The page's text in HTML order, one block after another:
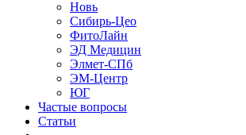
Новь
Сибирь-Цео
ФитоЛайн
ЭД Медицин
Элмет-СПб
ЭМ-Центр
ЮГ
Частые вопросы
Статьи